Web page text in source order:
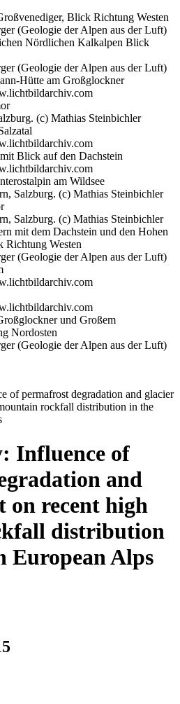
Blick Richtung Westen
(Geologie der Alpen aus der Luft)
Nördlichen Kalkalpen Blick
(Geologie der Alpen aus der Luft)
Hütte am Großglockner
(c) Mathias Steinbichler
Blick auf den Dachstein
am Wildsee
Salzburg. (c) Mathias Steinbichler
Salzburg. (c) Mathias Steinbichler
mit dem Dachstein und den Hohen
Richtung Westen
(Geologie der Alpen aus der Luft)
und Großem
Nordosten
(Geologie der Alpen aus der Luft)
of permafrost degradation and glacier
rockfall distribution in the
Influence of
and
on recent high
distribution
European Alps